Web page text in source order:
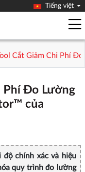
Tiếng việt
Cắt Giảm Chi Phí
Phí Đo Lường
của
độ chính xác và hiệu
quy trình đo lường